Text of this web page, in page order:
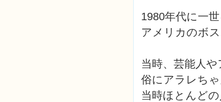
1980年代に一
アメリカのボ
当時、芸能人
俗にアラレち
当時ほとんど